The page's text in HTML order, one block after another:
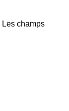
Les champs